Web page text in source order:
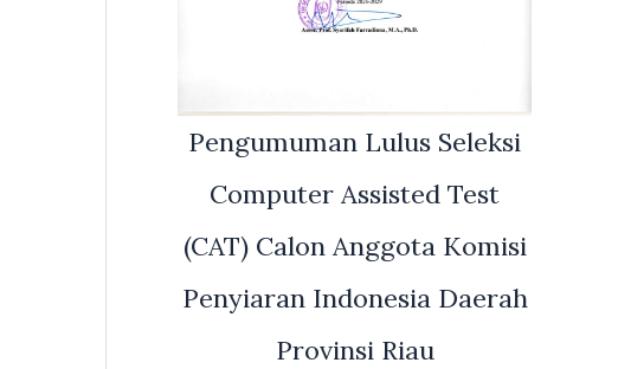
Pengumuman Lulus Seleksi
Computer Assisted Test
(CAT) Calon Anggota Komisi
Penyiaran Indonesia Daerah
Provinsi Riau